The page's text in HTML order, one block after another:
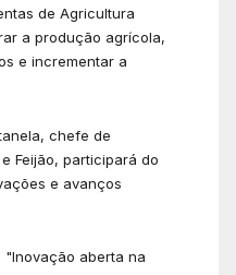
de Agricultura
a produção agrícola,
e incrementar a
chefe de
Feijão, participará do
e avanços
aberta na